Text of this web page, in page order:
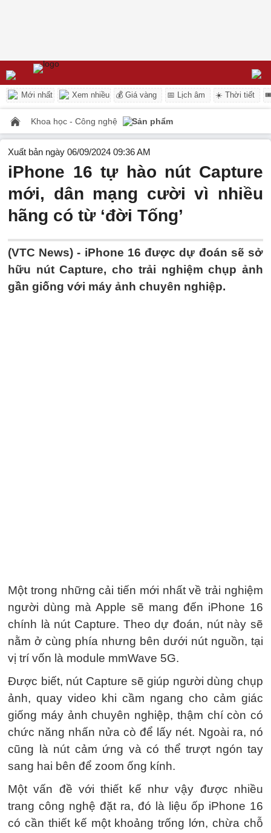
Mới nhất Xem nhiều 💰 Giá vàng 📅 Lịch âm ☀️ Thời tiết
Khoa học - Công nghệ Sản phẩm
Xuất bản ngày 06/09/2024 09:36 AM
iPhone 16 tự hào nút Capture
mới, dân mạng cười vì nhiều
hãng có từ ‘đời Tống’
(VTC News) - iPhone 16 được dự đoán sẽ sở
hữu nút Capture, cho trải nghiệm chụp ảnh
gần giống với máy ảnh chuyên nghiệp.
Một trong những cải tiến mới nhất về trải nghiệm
người dùng mà Apple sẽ mang đến iPhone 16
chính là nút Capture. Theo dự đoán, nút này sẽ
nằm ở cùng phía nhưng bên dưới nút nguồn, tại
vị trí vốn là module mmWave 5G.
Được biết, nút Capture sẽ giúp người dùng chụp
ảnh, quay video khi cầm ngang cho cảm giác
giống máy ảnh chuyên nghiệp, thậm chí còn có
chức năng nhấn nửa cò để lấy nét. Ngoài ra, nó
cũng là nút cảm ứng và có thể trượt ngón tay
sang hai bên để zoom ống kính.
Một vấn đề với thiết kế như vậy được nhiều
trang công nghệ đặt ra, đó là liệu ốp iPhone 16
có cần thiết kế một khoảng trống lớn, chừa chỗ